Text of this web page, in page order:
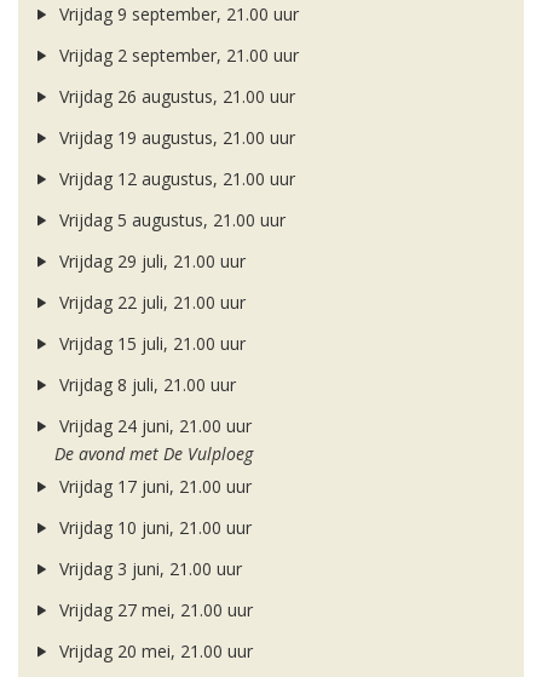
Vrijdag 9 september, 21.00 uur
Vrijdag 2 september, 21.00 uur
Vrijdag 26 augustus, 21.00 uur
Vrijdag 19 augustus, 21.00 uur
Vrijdag 12 augustus, 21.00 uur
Vrijdag 5 augustus, 21.00 uur
Vrijdag 29 juli, 21.00 uur
Vrijdag 22 juli, 21.00 uur
Vrijdag 15 juli, 21.00 uur
Vrijdag 8 juli, 21.00 uur
Vrijdag 24 juni, 21.00 uur
De avond met De Vulploeg
Vrijdag 17 juni, 21.00 uur
Vrijdag 10 juni, 21.00 uur
Vrijdag 3 juni, 21.00 uur
Vrijdag 27 mei, 21.00 uur
Vrijdag 20 mei, 21.00 uur